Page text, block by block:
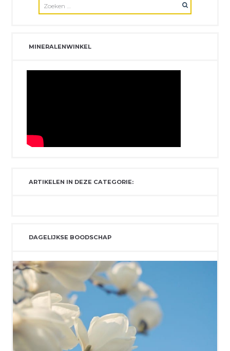
MINERALENWINKEL
ARTIKELEN IN DEZE CATEGORIE:
DAGELIJKSE BOODSCHAP